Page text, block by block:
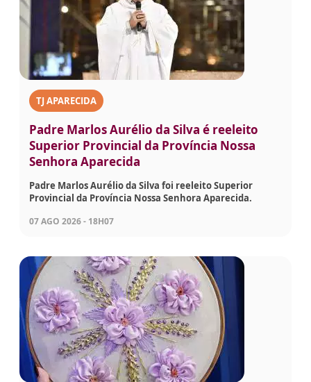
TJ APARECIDA
Padre Marlos Aurélio da Silva é reeleito
Superior Provincial da Província Nossa
Senhora Aparecida
Padre Marlos Aurélio da Silva foi reeleito Superior
Provincial da Província Nossa Senhora Aparecida.
07 AGO 2026 - 18H07